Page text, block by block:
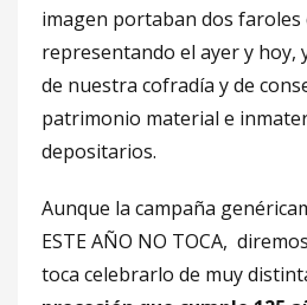
imagen portaban dos faroles
representando el ayer y hoy,
de nuestra cofradía y de
patrimonio material e
depositarios.
Aunque la campaña
ESTE AÑO NO TOCA,
toca celebrarlo de muy